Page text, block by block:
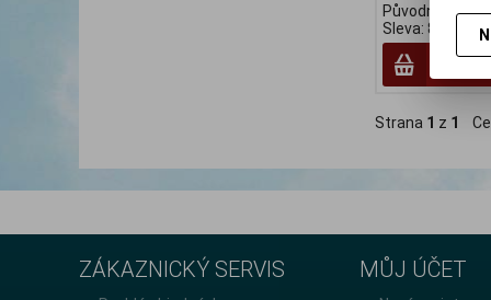
Původní
Sleva: 8 %
Strana 1 z 1
ZÁKAZNICKÝ SERVIS MŮJ ÚČET